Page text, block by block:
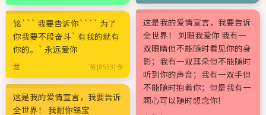
铭``` 我要告诉你```` 为了
你我要不段奋斗` 有我的就有
你的。` 永远爱你
龙 第 [8553] 条
这是我的爱情宣言，我要告诉
全世界！ 我耐你铭宝
这是我的爱情宣言，我要告诉
全世界！ 刘珊我爱你 我有一
双眼睛但不能随时看见你的身
影；我有一双耳朵但不能随时
听到你的声音；我有一双手但
不能随时抱着你；但是我有一
颗心可以随时想念你!